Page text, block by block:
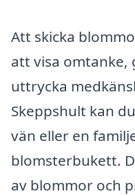
Att skicka
att visa
uttrycka
Skeppshult kan
vän eller en
blomsterbukett.
av blommor och